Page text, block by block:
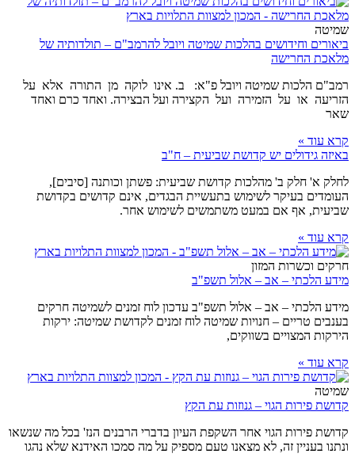
שמיטה
ביאורים וחידושים בהלכות שמיטה ויובל להרמב"ם – תולדותיה של
מלאכת החרישה
רמב"ם הלכות שמיטה ויובל פ"א: ב. אינו לוקה מן התורה אלא על
הזריעה או על הזמירה ועל הקצירה ועל הבצירה. ואחד כרם ואחד
שאר
קרא עוד »
באיזה גידולים יש קדושת שביעית – ח"ב
לחלק א' חלק ב' מהלכות קדושת שביעית: פשתן וכותנה [סיבים],
העומדים בעיקר לשימוש בתעשיית הבגדים, אינם קדושים בקדושת
שביעית, אף אם במעט משתמשים לשימוש אחר.
קרא עוד »
חרקים וכשרות המזון
מידע הלכתי – אב – אלול תשפ"ב
מידע הלכתי – אב – אלול תשפ"ב עדכון לוח זמנים לשמיטה חרקים
בענבים טריים – חנויות שמיטה לוח זמנים לקדושת שמיטה: ירקות
הירקות המצויים בשווקים,
קרא עוד »
שמיטה
קדושת פירות הגוי – גנוזות עת הקץ
קדושת פירות הגוי אחר השקפת העיון בדברי הרבנים הנז' בכל מה שנשאו
ונתנו בעניין זה, לא מצאנו טעם מספיק על מה סמכו האידנא שלא נהגו